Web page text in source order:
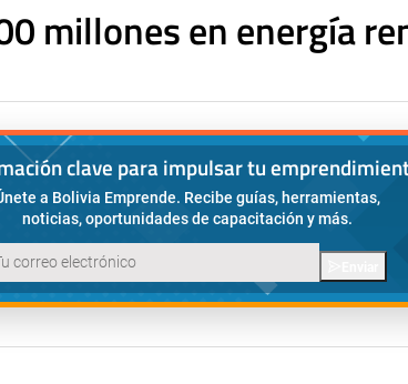
millones en energía
clave para impulsar tu
a Bolivia Emprende. Recibe guías, herramientas,
noticias, oportunidades de capacitación y más.